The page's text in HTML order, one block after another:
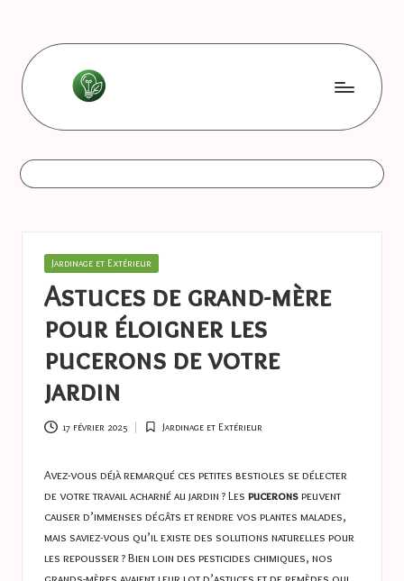
content
L
e
s
o
n
n
e
s
a
s
t
u
c
e
astuces
Posted
Jardinage et Extérieur
Astuces de grand-mère
pour éloigner les
pucerons de votre
jardin
17 février 2025
Posted
Jardinage et Extérieur
Avez-vous déjà remarqué ces petites bestioles se délecter
de votre travail acharné au jardin ? Les puceronspeuvent
causer d’immenses dégâts et rendre vos plantes malades,
mais saviez-vous qu’il existe des solutions naturelles pour
les repousser ? Bien loin des pesticides chimiques, nos